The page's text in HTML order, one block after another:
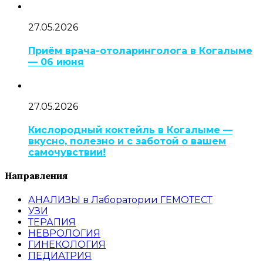
27.05.2026
Приём врача-отоларинголога в Когалыме
— 06 июня
27.05.2026
Кислородный коктейль в Когалыме —
вкусно, полезно и с заботой о вашем
самочувствии!
Направления
АНАЛИЗЫ в Лаборатории ГЕМОТЕСТ
УЗИ
ТЕРАПИЯ
НЕВРОЛОГИЯ
ГИНЕКОЛОГИЯ
ПЕДИАТРИЯ